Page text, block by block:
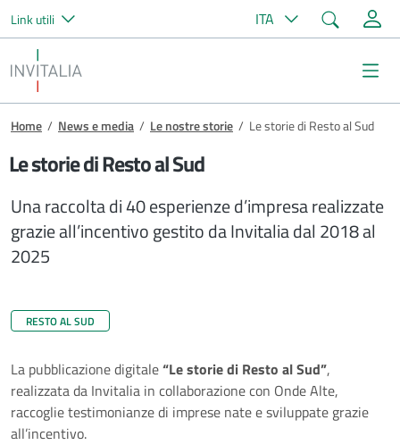
Salta al contenuto principale
Link utili ITA Cerca
Invitalia
Briciole di pane
Home / News e media / Le nostre storie / Le storie di Resto al Sud
Le storie di Resto al Sud
Una raccolta di 40 esperienze d’impresa realizzate
grazie all’incentivo gestito da Invitalia dal 2018 al
2025
RESTO AL SUD
La pubblicazione digitale“Le storie di Resto al Sud”,
realizzata da Invitalia in collaborazione con Onde Alte,
raccoglie testimonianze di imprese nate e sviluppate grazie
all’incentivo.